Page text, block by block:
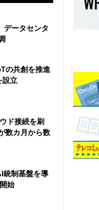
ータセンタ
の共創を推進
設立
ド接続を刷
数カ月から数
統制基盤を導
始